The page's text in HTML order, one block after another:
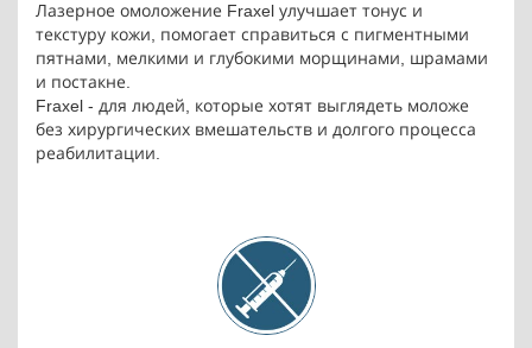
Лазерное омоложение Fraxel улучшает тонус и
текстуру кожи, помогает справиться с пигментными
пятнами, мелкими и глубокими морщинами, шрамами
и постакне.
Fraxel - для людей, которые хотят выглядеть моложе
без хирургических вмешательств и долгого процесса
реабилитации.